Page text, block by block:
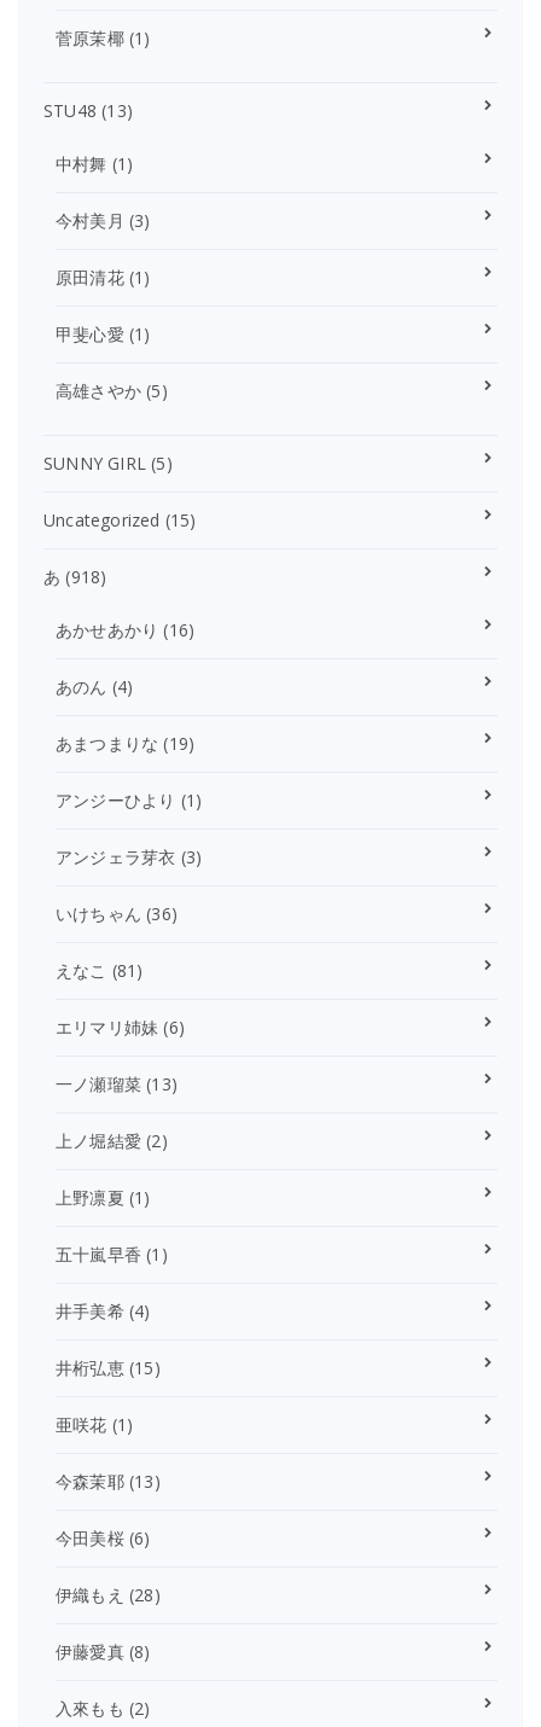
菅原茉椰(1)
STU48 (13)
中村舞 (1)
今村美月 (3)
原田清花(1)
甲斐心愛 (1)
高雄さやか (5)
SUNNY GIRL (5)
Uncategorized (15)
あ (918)
あかせあかり (16)
あのん (4)
あまつまりな (19)
アンジーひより (1)
アンジェラ芽衣 (3)
いけちゃん (36)
えなこ (81)
エリマリ姉妹 (6)
一ノ瀬瑠菜 (13)
上ノ堀結愛 (2)
上野凛夏 (1)
五十嵐早香 (1)
井手美希(4)
井桁弘恵(15)
亜咲花 (1)
今森茉耶(13)
今田美桜(6)
伊織もえ (28)
伊藤愛真(8)
入來もも (2)